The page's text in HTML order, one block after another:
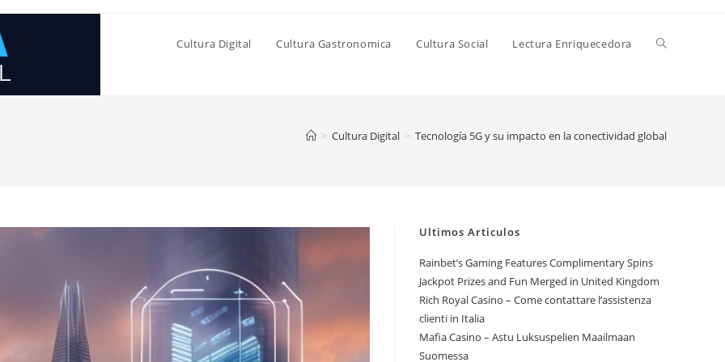
Cultura Digital Cultura Gastronomica Cultura Social Lectura Enriquecedora Alternar
web
> Cultura Digital > Tecnología 5G y su impacto en la conectividad global
Ultimos Articulos
Rainbet’s Gaming Features Complimentary Spins
Jackpot Prizes and Fun Merged in United Kingdom
Rich Royal Casino – Come contattare l’assistenza
clienti in Italia
Mafia Casino – Astu Luksuspelien Maailmaan
Suomessa